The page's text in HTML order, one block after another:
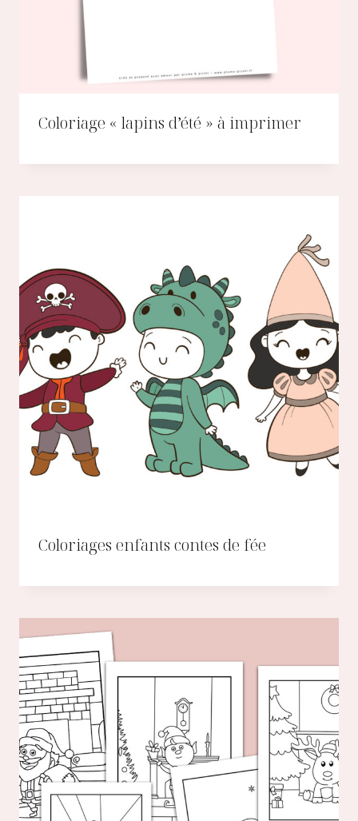
Coloriage « lapins d’été » à imprimer
Coloriages enfants contes de fée